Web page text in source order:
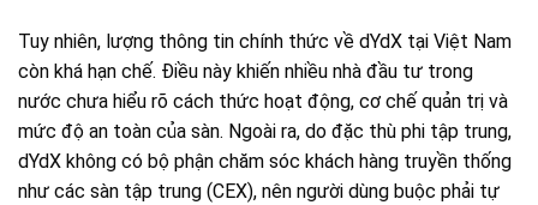
Tuy nhiên, lượng thông tin chính thức về dYdX tại Việt Nam
còn khá hạn chế. Điều này khiến nhiều nhà đầu tư trong
nước chưa hiểu rõ cách thức hoạt động, cơ chế quản trị và
mức độ an toàn của sàn. Ngoài ra, do đặc thù phi tập trung,
dYdX không có bộ phận chăm sóc khách hàng truyền thống
như các sàn tập trung (CEX), nên người dùng buộc phải tự